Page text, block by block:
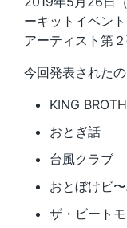
ーキットイベン
アーティスト第
今回発表された
KING
おとぎ話
台風クラブ
おとぼけビ
ザ・ビート